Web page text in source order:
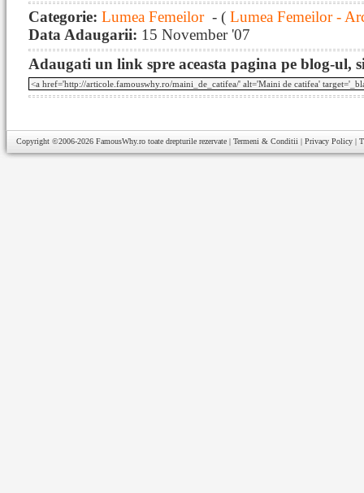
Categorie: Lumea Femeilor- ( Lumea Femeilor -
Data Adaugarii: 15 November '07
Adaugati un link spre aceasta pagina pe blog-ul,
Copyright ©2006-2026 FamousWhy.ro toate drepturile rezervate | Termeni & Conditii | Privacy Policy |